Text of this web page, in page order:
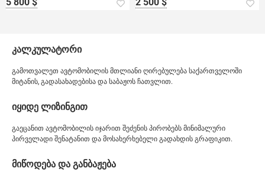
კალკულატორი
გამოთვალეთ ავტომობილის მთლიანი ღირებულება საქართველოში
მიტანის, გადასახადებისა და საბაჟოს ჩათვლით.
იყიდე ლიზინგით
გაეცანით ავტომობილის იჯარით შეძენის პირობებს მინიმალური
პირველადი შენატანით და მოსახერხებელი გადახდის გრაფიკით.
მიწოდება და განბაჟება